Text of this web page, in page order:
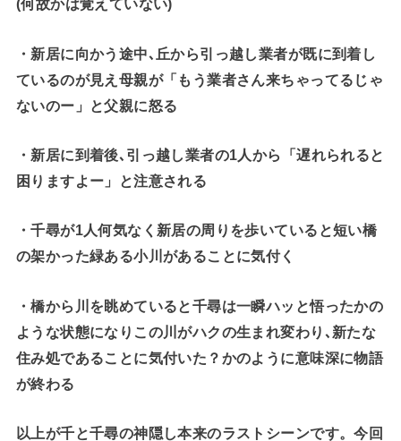
(何故かは覚えていない)
・新居に向かう途中､丘から引っ越し業者が既に到着し
ているのが見え母親が「もう業者さん来ちゃってるじゃ
ないのー」と父親に怒る
・新居に到着後､引っ越し業者の1人から「遅れられると
困りますよー」と注意される
・千尋が1人何気なく新居の周りを歩いていると短い橋
の架かった緑ある小川があることに気付く
・橋から川を眺めていると千尋は一瞬ハッと悟ったかの
ような状態になりこの川がハクの生まれ変わり､新たな
住み処であることに気付いた？かのように意味深に物語
が終わる
以上が千と千尋の神隠し本来のラストシーンです。今回